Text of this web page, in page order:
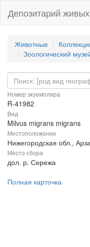
Депозитарий
Животные
Зоологический
Номер экземпляра
R-41982
Вид
Milvus migrans migrans
Местоположение
Нижегородская обл.,
Место сбора
дол. р. Сережа
Полная карточка